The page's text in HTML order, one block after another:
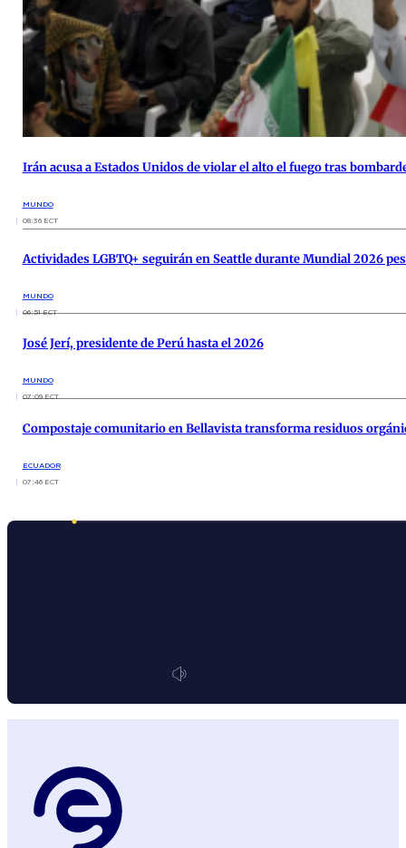
Irán acusa a Estados Unidos de violar el alto el fuego tras
MUNDO
08:36 ECT
Actividades LGBTQ+ seguirán en Seattle durante Mundial 2026
MUNDO
06:51 ECT
José Jerí, presidente de Perú hasta el 2026
MUNDO
07:09 ECT
Compostaje comunitario en Bellavista transforma residuos
ECUADOR
07:46 ECT